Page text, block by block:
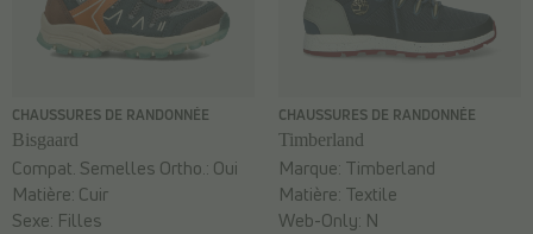
CHAUSSURES DE RANDONNÉE
Bisgaard
Compat. Semelles Ortho.: Oui
Matière: Cuir
Sexe: Filles
CHAUSSURES DE RANDONNÉE
Timberland
Marque: Timberland
Matière: Textile
Web-Only: N